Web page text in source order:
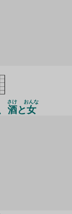
酒
さけ
と女
おんな